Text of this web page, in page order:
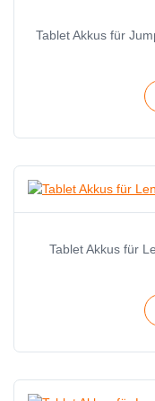
Tablet Akkus für
Tablet Akkus für